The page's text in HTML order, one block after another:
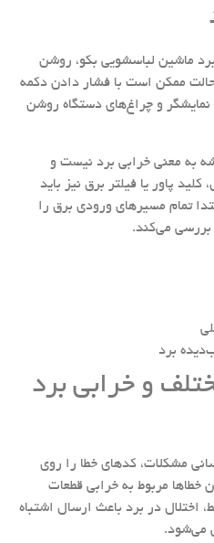
ماشین لباسشویی بکو، روشن
ممکن است با فشار دادن دکمه
و چراغ‌های دستگاه روشن
به معنی خرابی برد نیست و
کلید پاور یا فیلتر برق نیز باید
تمام مسیرهای ورودی برق را
می‌کند.
برد
و خرابی برد
مشکلات، کدهای خطا را روی
مربوط به خرابی قطعات
اختلال در برد باعث ارسال اشتباه
می‌شود.